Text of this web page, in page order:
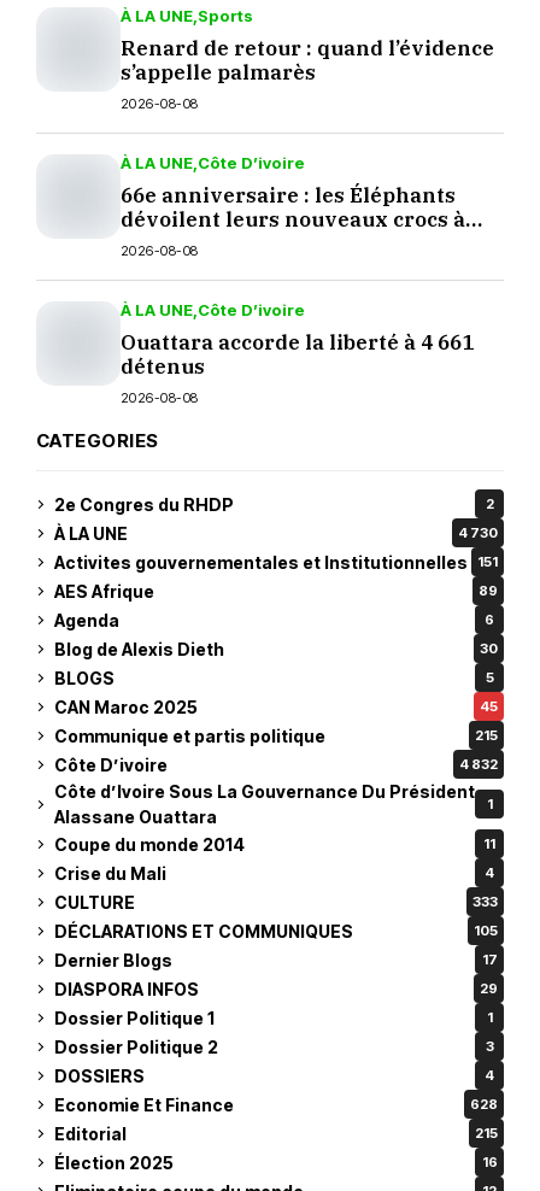
À LA UNE Sports
Renard de retour : quand l’évidence
s’appelle palmarès
2026-08-08
À LA UNE Côte D’ivoire
66e anniversaire : les Éléphants
dévoilent leurs nouveaux crocs à
Yopougon
2026-08-08
À LA UNE Côte D’ivoire
Ouattara accorde la liberté à 4 661
détenus
2026-08-08
CATEGORIES
2e Congres du RHDP 2
À LA UNE 4 730
Activites gouvernementales et Institutionnelles 151
AES Afrique 89
Agenda 6
Blog de Alexis Dieth 30
BLOGS 5
CAN Maroc 2025 45
Communique et partis politique 215
Côte D’ivoire 4 832
Côte d’Ivoire Sous La Gouvernance Du Président
Alassane Ouattara
1
Coupe du monde 2014 11
Crise du Mali 4
CULTURE 333
DÉCLARATIONS ET COMMUNIQUES 105
Dernier Blogs 17
DIASPORA INFOS 29
Dossier Politique 1 1
Dossier Politique 2 3
DOSSIERS 4
Economie Et Finance 628
Editorial 215
Élection 2025 16